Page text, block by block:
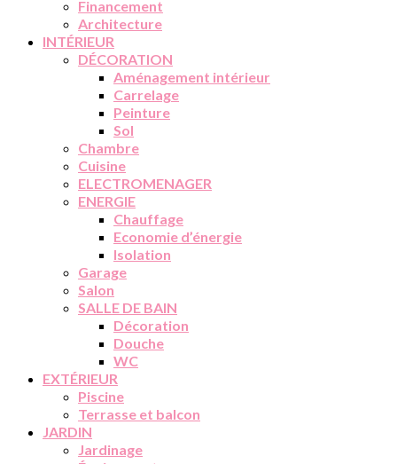
Financement
Architecture
INTÉRIEUR
DÉCORATION
Aménagement intérieur
Carrelage
Peinture
Sol
Chambre
Cuisine
ELECTROMENAGER
ENERGIE
Chauffage
Economie d’énergie
Isolation
Garage
Salon
SALLE DE BAIN
Décoration
Douche
WC
EXTÉRIEUR
Piscine
Terrasse et balcon
JARDIN
Jardinage